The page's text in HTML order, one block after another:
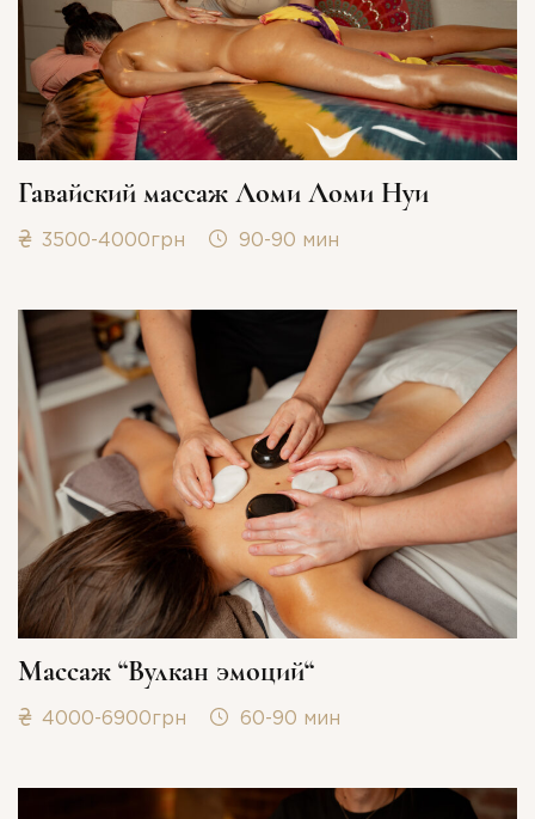
Гавайский массаж Ломи Ломи Нуи
3500-4000грн 90-90 мин
Массаж “Вулкан эмоций“
4000-6900грн 60-90 мин